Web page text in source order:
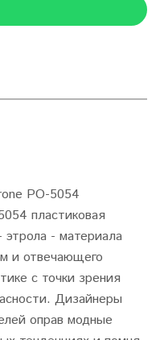
PO-5054
пластиковая
- материала
и отвечающего
с точки зрения
Дизайнеры
оправ модные